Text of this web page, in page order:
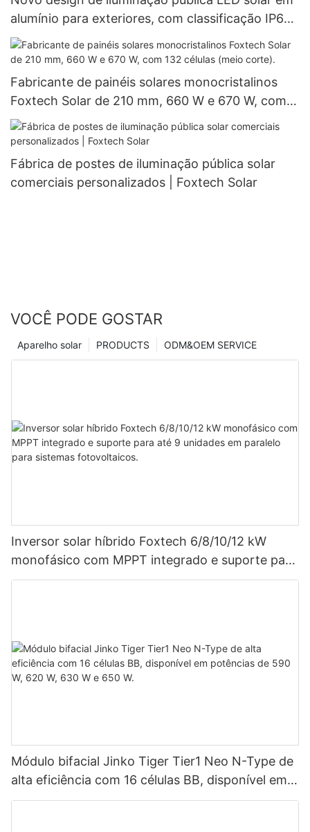
alumínio para exteriores, com classificação IP66
à prova d'água, 60W, 80W e 100W.
Fabricante de painéis solares monocristalinos
Foxtech Solar de 210 mm, 660 W e 670 W, com
132 células (meio corte).
Fábrica de postes de iluminação pública solar
comerciais personalizados | Foxtech Solar
VOCÊ PODE GOSTAR
ODM&OEM SERVICE
PRODUCTS
Aparelho solar
Inversor solar híbrido Foxtech 6/8/10/12 kW
monofásico com MPPT integrado e suporte para
até 9 unidades em paralelo para sistemas
Módulo bifacial Jinko Tiger Tier1 Neo N-Type de
alta eficiência com 16 células BB, disponível em
potências de 590 W, 620 W, 630 W e 650 W.